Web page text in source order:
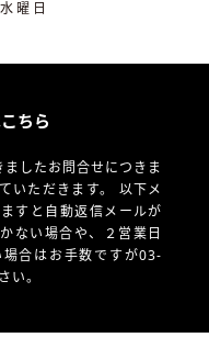
曜日
ちら
したお問合せにつきま
いただきます。 以下メ
すと自動返信メールが
ない場合や、
２営業日
合はお手数ですが03-
。